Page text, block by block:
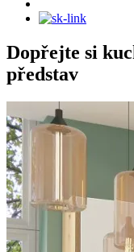
Dopřejte si
představ